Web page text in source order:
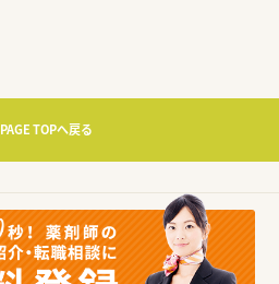
PAGE TOPへ戻る